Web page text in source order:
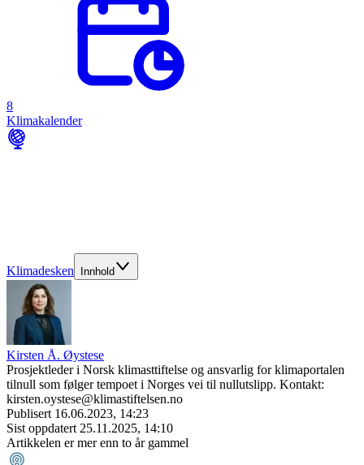
8
Klimakalender
Klimadesken Innhold
Kirsten Å. Øystese
Prosjektleder i Norsk klimasttiftelse og ansvarlig for klimaportalen
tilnull som følger tempoet i Norges vei til nullutslipp. Kontakt:
kirsten.oystese@klimastiftelsen.no
Publisert 16.06.2023, 14:23
Sist oppdatert 25.11.2025, 14:10
Artikkelen er mer enn to år gammel